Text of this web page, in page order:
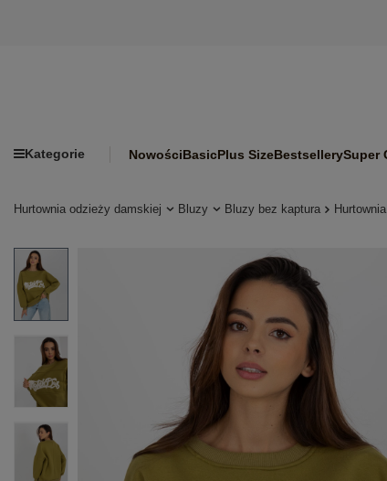
Kategorie NowościBasicPlus SizeBestsellerySuper
Hurtownia odzieży damskiej Bluzy Bluzy bez kaptura